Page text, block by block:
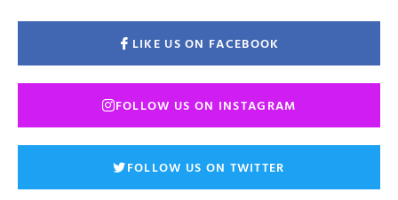
LIKE US ON FACEBOOK
FOLLOW US ON INSTAGRAM
FOLLOW US ON TWITTER